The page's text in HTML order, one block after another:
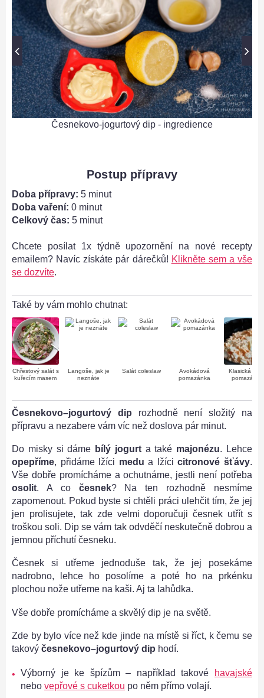
Česnekovo-jogurtový dip - ingredience
Postup přípravy
Doba přípravy: 5 minut
Doba vaření: 0 minut
Celkový čas: 5 minut
Chcete posílat 1x týdně upozornění na nové recepty
emailem? Navíc získáte pár dárečků! Klikněte sem a vše
se dozvíte.
Také by vám mohlo chutnat:
Chřestový salát s
kuřecím masem
Langoše, jak je
neznáte
Salát coleslaw
Avokádová
pomazánka
Klasická
pomazánka
Česnekovo–jogurtový dip rozhodně není složitý na
přípravu a nezabere vám víc než doslova pár minut.
Do misky si dáme bílý jogurta také majonézu. Lehce
opepříme, přidáme lžíci medu a lžícicitronové šťávy.
Vše dobře promícháme a ochutnáme, jestli není potřeba
osolit. A co česnek? Na ten rozhodně nesmíme
zapomenout. Pokud byste si chtěli práci ulehčit tím, že jej
jen prolisujete, tak zde velmi doporučuji česnek utřít s
troškou soli. Dip se vám tak odvděčí neskutečně dobrou a
jemnou příchutí česneku.
Česnek si utřeme jednoduše tak, že jej posekáme
nadrobno, lehce ho posolíme a poté ho na prkénku
plochou nože utřeme na kaši. Aj ta lahůdka.
Vše dobře promícháme a skvělý dip je na světě.
Zde by bylo více než kde jinde na místě si říct, k čemu se
takový česnekovo–jogurtový dip hodí.
Výborný je ke špízům – například takové
havajské
nebo vepřové s cuketkou po něm přímo volají.